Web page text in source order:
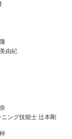
由紀
ング技能士 辻本剛